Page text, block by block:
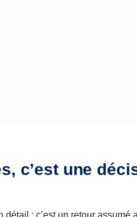
c’est une
détail : c’est un retour assumé